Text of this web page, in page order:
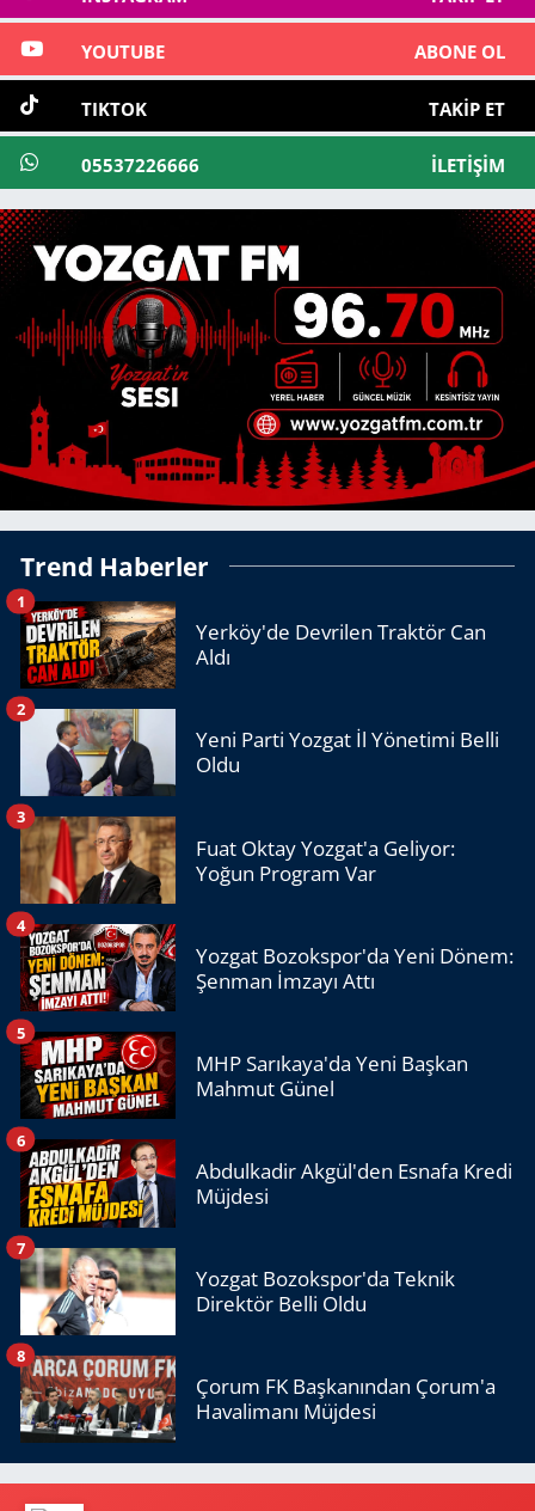
YOUTUBE ABONE OL
TIKTOK TAKIP ET
05537226666 İLETIŞIM
Trend Haberler
Yerköy'de Devrilen Traktör Can
Aldı
1
Yeni Parti Yozgat İl Yönetimi Belli
Oldu
2
Fuat Oktay Yozgat'a Geliyor:
Yoğun Program Var
3
Yozgat Bozokspor'da Yeni Dönem:
Şenman İmzayı Attı
4
MHP Sarıkaya'da Yeni Başkan
Mahmut Günel
5
Abdulkadir Akgül'den Esnafa Kredi
Müjdesi
6
Yozgat Bozokspor'da Teknik
Direktör Belli Oldu
7
Çorum FK Başkanından Çorum'a
Havalimanı Müjdesi
8